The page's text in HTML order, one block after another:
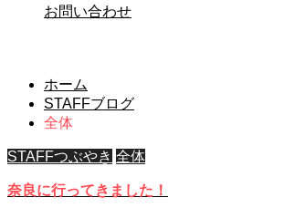
お問い合わせ
ホーム
STAFFブログ
全体
STAFFつぶやき 全体
奈良に行ってきました！